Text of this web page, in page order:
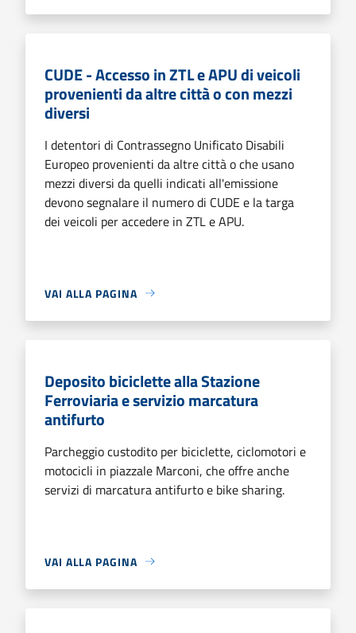
CUDE - Accesso in ZTL e APU di veicoli
provenienti da altre città o con mezzi
diversi
I detentori di Contrassegno Unificato Disabili
Europeo provenienti da altre città o che usano
mezzi diversi da quelli indicati all'emissione
devono segnalare il numero di CUDE e la targa
dei veicoli per accedere in ZTL e APU.
VAI ALLA PAGINA
Deposito biciclette alla Stazione
Ferroviaria e servizio marcatura
antifurto
Parcheggio custodito per biciclette, ciclomotori e
motocicli in piazzale Marconi, che offre anche
servizi di marcatura antifurto e bike sharing.
VAI ALLA PAGINA